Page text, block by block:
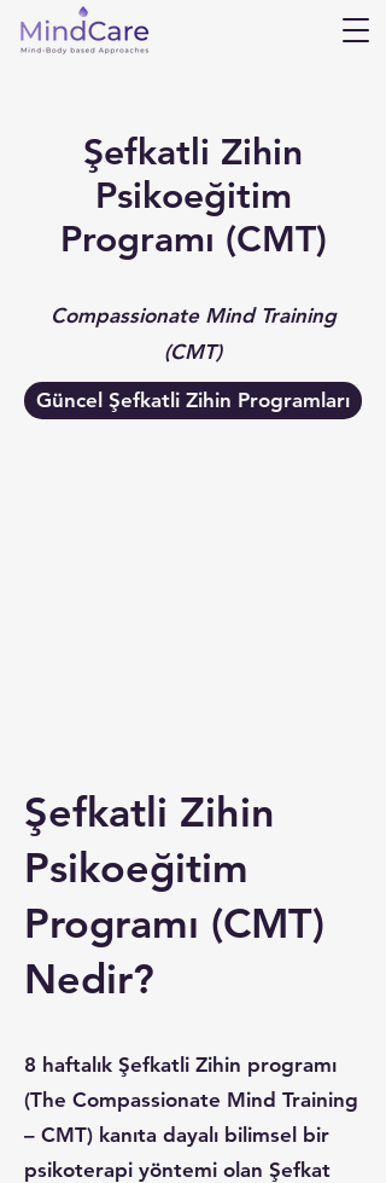
Şefkatli Zihin
Psikoeğitim
Programı (CMT)
Compassionate Mind Training
(CMT)
Güncel Şefkatli Zihin Programları
Şefkatli Zihin
Psikoeğitim
Programı (CMT)
Nedir?
8 haftalık Şefkatli Zihin programı
(The Compassionate Mind Training
– CMT) kanıta dayalı bilimsel bir
psikoterapi yöntemi olan Şefkat